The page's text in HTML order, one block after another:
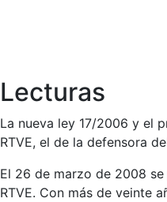
Lecturas
La nueva ley 17/2006 y el
RTVE, el de la defensora
El 26 de marzo de 2008
RTVE. Con más de veinte